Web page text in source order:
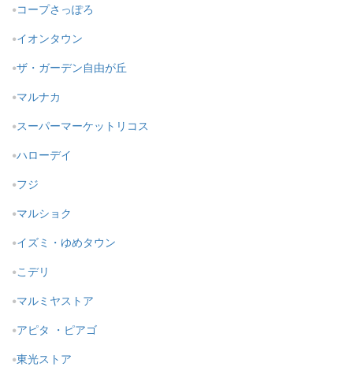
コープさっぽろ
イオンタウン
ザ・ガーデン自由が丘
マルナカ
スーパーマーケットリコス
ハローデイ
フジ
マルショク
イズミ・ゆめタウン
こデリ
マルミヤストア
アピタ ・ピアゴ
東光ストア